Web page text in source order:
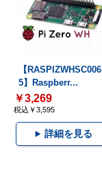
【RASPIZWHSC006
5】Raspberr...
￥3,269
税込￥3,595
詳細を見る